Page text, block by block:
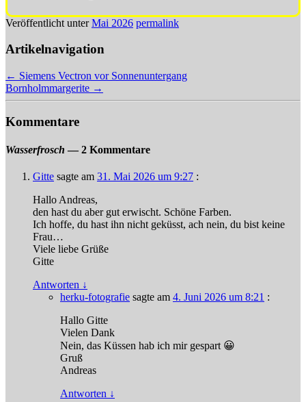
Veröffentlicht unter Mai 2026 permalink
Artikelnavigation
← Siemens Vectron vor Sonnenuntergang
Bornholmmargerite →
Kommentare
Wasserfrosch — 2 Kommentare
Gitte sagte am 31. Mai 2026 um 9:27 :
Hallo Andreas,
den hast du aber gut erwischt. Schöne Farben.
Ich hoffe, du hast ihn nicht geküsst, ach nein, du bist keine
Frau…
Viele liebe Grüße
Gitte
Antworten ↓
herku-fotografie sagte am 4. Juni 2026 um 8:21 :
Hallo Gitte
Vielen Dank
Nein, das Küssen hab ich mir gespart 😀
Gruß
Andreas
Antworten ↓